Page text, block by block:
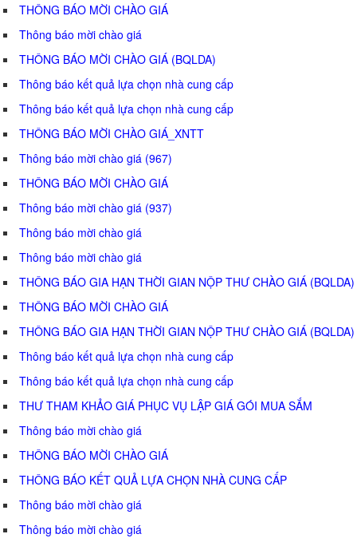
THÔNG BÁO MỜI CHÀO GIÁ
Thông báo mời chào giá
THÔNG BÁO MỜI CHÀO GIÁ (BQLDA)
Thông báo kết quả lựa chọn nhà cung cấp
Thông báo kết quả lựa chọn nhà cung cấp
THÔNG BÁO MỜI CHÀO GIÁ_XNTT
Thông báo mời chào giá (967)
THÔNG BÁO MỜI CHÀO GIÁ
Thông báo mời chào giá (937)
Thông báo mời chào giá
Thông báo mời chào giá
THÔNG BÁO GIA HẠN THỜI GIAN NỘP THƯ CHÀO GIÁ (BQLDA)
THÔNG BÁO MỜI CHÀO GIÁ
THÔNG BÁO GIA HẠN THỜI GIAN NỘP THƯ CHÀO GIÁ (BQLDA)
Thông báo kết quả lựa chọn nhà cung cấp
Thông báo kết quả lựa chọn nhà cung cấp
THƯ THAM KHẢO GIÁ PHỤC VỤ LẬP GIÁ GÓI MUA SẮM
Thông báo mời chào giá
THÔNG BÁO MỜI CHÀO GIÁ
THÔNG BÁO KẾT QUẢ LỰA CHỌN NHÀ CUNG CẤP
Thông báo mời chào giá
Thông báo mời chào giá